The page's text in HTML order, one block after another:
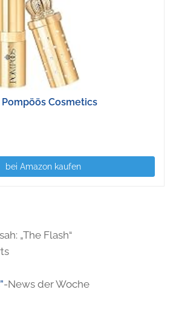
Cosmetics
bei Amazon kaufen
„The Flash“
-News der Woche